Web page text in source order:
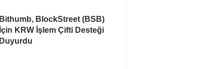
Bithumb, BlockStreet (BSB)
İçin KRW İşlem Çifti Desteği
Duyurdu